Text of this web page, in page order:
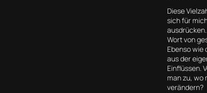
Diese
sich für
Wort von
Ebenso wie
aus der
Einflüssen.
man zu, wo
verändern?